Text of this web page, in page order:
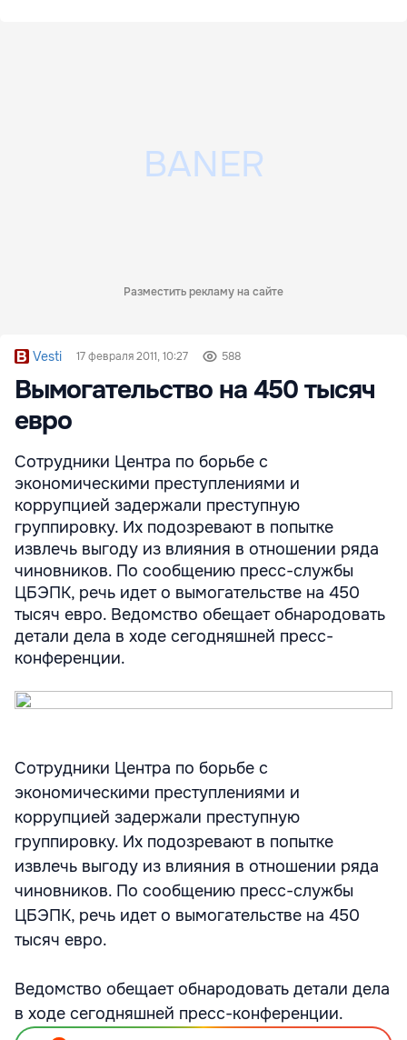
Разместить рекламу на сайте
Vesti 17 февраля 2011, 10:27 588
Вымогательство на 450 тысяч
евро
Сотрудники Центра по борьбе с
экономическими преступлениями и
коррупцией задержали преступную
группировку. Их подозревают в попытке
извлечь выгоду из влияния в отношении ряда
чиновников. По сообщению пресс-службы
ЦБЭПК, речь идет о вымогательстве на 450
тысяч евро. Ведомство обещает обнародовать
детали дела в ходе сегодняшней пресс-
конференции.
Сотрудники Центра по борьбе с
экономическими преступлениями и
коррупцией задержали преступную
группировку. Их подозревают в попытке
извлечь выгоду из влияния в отношении ряда
чиновников. По сообщению пресс-службы
ЦБЭПК, речь идет о вымогательстве на 450
тысяч евро.
Ведомство обещает обнародовать детали дела
в ходе сегодняшней пресс-конференции.